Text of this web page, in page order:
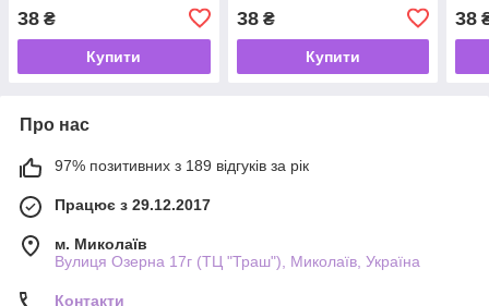
38 ₴
Купити
38₴
Купити
38
Про нас
97% позитивних з 189 відгуків за рік
Працює з 29.12.2017
м. Миколаїв
Вулиця Озерна 17г (ТЦ "Траш"), Миколаїв, Україна
Контакти